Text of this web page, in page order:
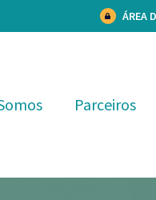
ÁREA
Parceiros